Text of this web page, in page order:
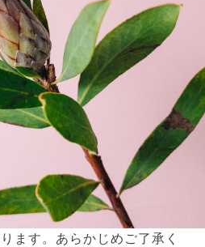
ます。あらかじめご了承く